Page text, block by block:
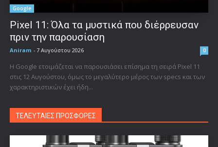
Google
Pixel 11: Όλα τα μυστικά που διέρρευσαν
πριν την παρουσίαση
Aniram - 7 Αυγούστου 2026 0
Η Google ετοιμάζεται να παρουσιάσει επίσημα τη σειρά Pixel 11
στις 12 Αυγούστου, όμως το μεγαλύτερο μέρος των specs και των
χαρακτηριστικών έχει ήδη...
ΤΕΛΕΥΤΑΙΕΣ ΠΡΟΣΦΟΡΕΣ